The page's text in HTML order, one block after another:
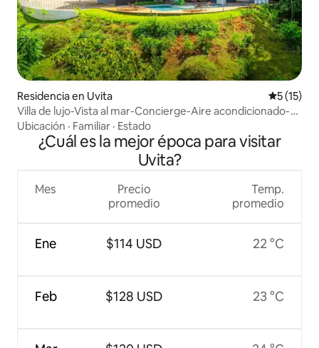
Residencia en Uvita
5 (15)
Villa de lujo-Vista al mar-Concierge-Aire acondicionado-
Fácil acceso
Ubicación · Familiar · Estado
¿Cuál es la mejor época para visitar
Uvita?
Mes
Ene
Feb
Precio
promedio
$114 USD
$128 USD
Temp.
promedio
22 °C
23 °C